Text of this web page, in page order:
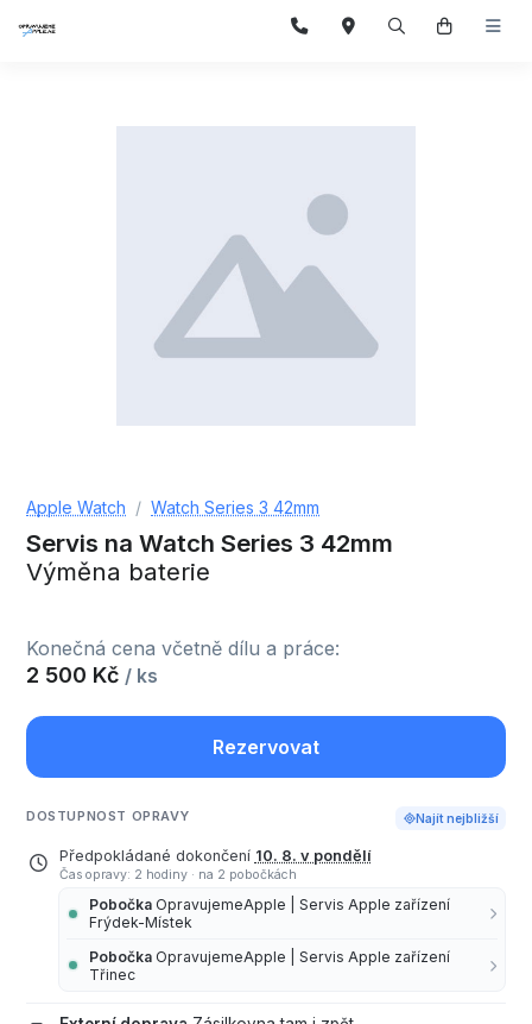
Apple Watch Watch Series 3 42mm
Servis na Watch Series 3 42mm
Výměna baterie
Konečná cena včetně dílu a práce:
2 500 Kč / ks
Rezervovat
DOSTUPNOST OPRAVY Najít nejbližší
Předpokládané dokončení 10. 8. v pondělí
Čas opravy: 2 hodiny · na 2 pobočkách
Pobočka OpravujemeApple | Servis Apple zařízení
Frýdek-Místek
Pobočka OpravujemeApple | Servis Apple zařízení
Třinec